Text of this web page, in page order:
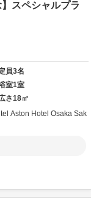
スペシャルプラ
員3名
室1室
さ18㎡
Aston Hotel Osaka Sak